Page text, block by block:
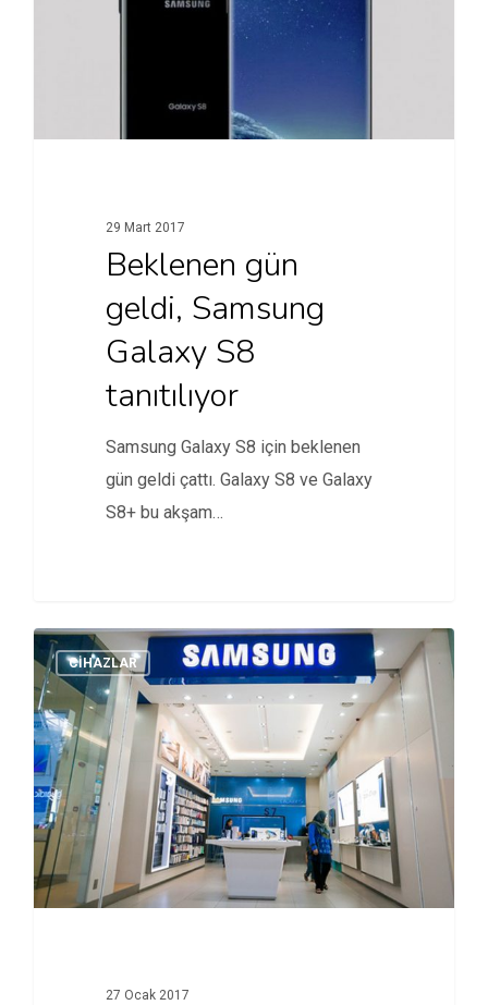
29 Mart 2017
Beklenen gün
geldi, Samsung
Galaxy S8
tanıtılıyor
Samsung Galaxy S8 için beklenen
gün geldi çattı. Galaxy S8 ve Galaxy
S8+ bu akşam…
CİHAZLAR
27 Ocak 2017